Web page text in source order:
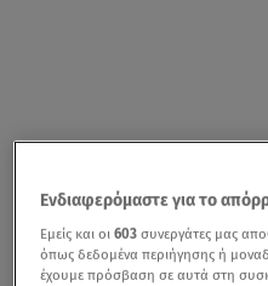
Ενδιαφερόμαστε για το
Εμείς και οι603 συνεργάτες μας
όπως δεδομένα περιήγησης ή
έχουμε πρόσβαση σε αυτά στη